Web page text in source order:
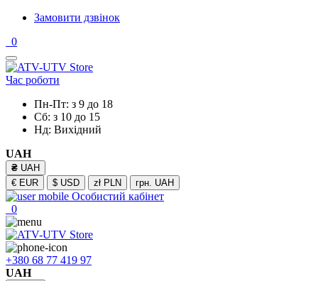
Замовити дзвінок
0
Час роботи
Пн-Пт: з 9 до 18
Сб: з 10 до 15
Нд: Вихідний
UAH
₴ UAH
€ EUR $ USD zł PLN грн. UAH
Особистий кабінет
0
+380 68 77 419 97
UAH